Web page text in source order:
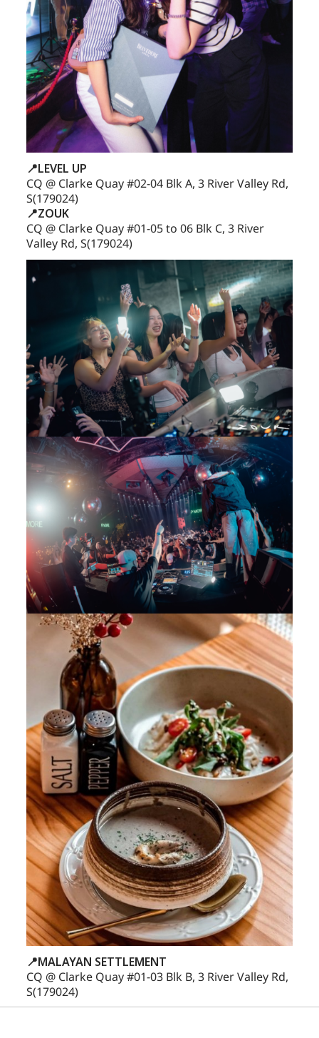
📍LEVEL UP
CQ @ Clarke Quay #02-04 Blk A, 3 River Valley Rd,
S(179024)
📍ZOUK
CQ @ Clarke Quay #01-05 to 06 Blk C, 3 River
Valley Rd, S(179024)
📍MALAYAN SETTLEMENT
CQ @ Clarke Quay #01-03 Blk B, 3 River Valley Rd,
S(179024)